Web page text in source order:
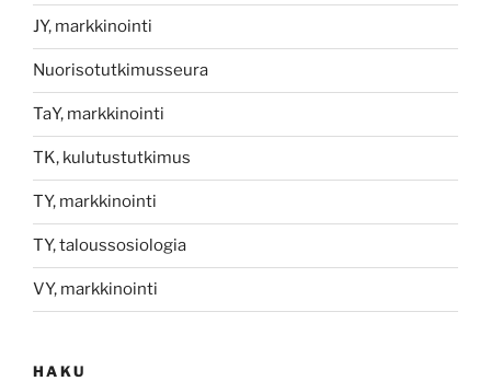
JY, markkinointi
Nuorisotutkimusseura
TaY, markkinointi
TK, kulutustutkimus
TY, markkinointi
TY, taloussosiologia
VY, markkinointi
HAKU